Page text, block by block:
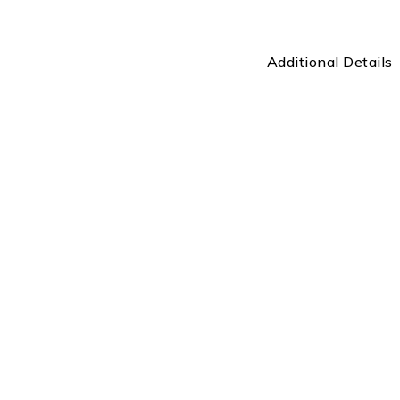
Additional Details